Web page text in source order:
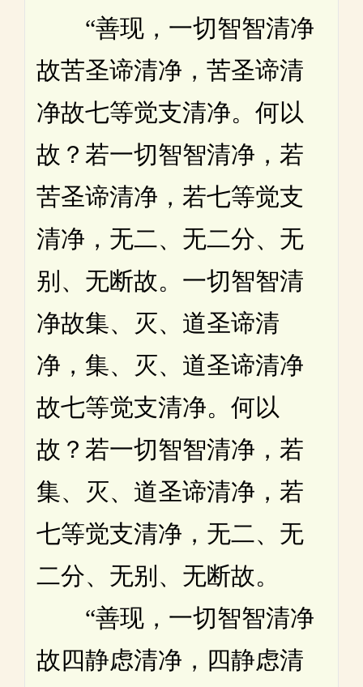
“善现，一切智智清净
故苦圣谛清净，苦圣谛清
净故七等觉支清净。何以
故？若一切智智清净，若
苦圣谛清净，若七等觉支
清净，无二、无二分、无
别、无断故。一切智智清
净故集、灭、道圣谛清
净，集、灭、道圣谛清净
故七等觉支清净。何以
故？若一切智智清净，若
集、灭、道圣谛清净，若
七等觉支清净，无二、无
二分、无别、无断故。
“善现，一切智智清净
故四静虑清净，四静虑清